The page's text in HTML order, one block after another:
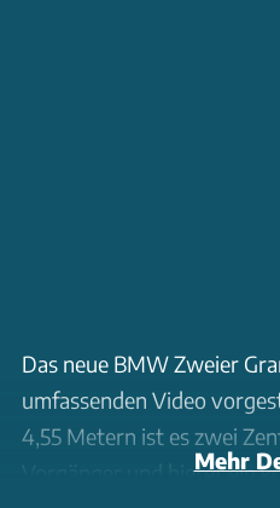
Das neue BMW Zweier
umfassenden Video
4,55 Metern ist es zwei
Vorgänger und bietet ein
Mehr